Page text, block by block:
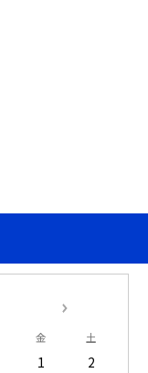
金 土
1
2